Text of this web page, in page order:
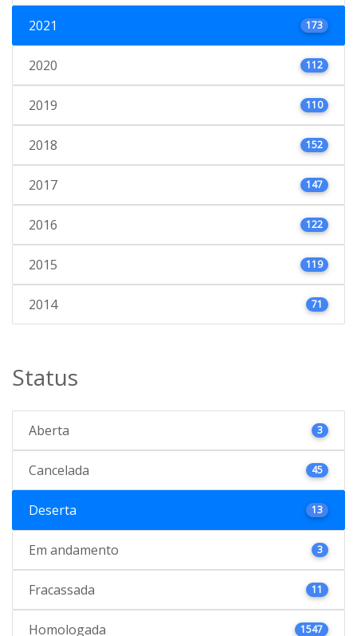
2021 173
2020 112
2019 110
2018 152
2017 147
2016 122
2015 119
2014 71
Status
Aberta 3
Cancelada 45
Deserta 13
Em andamento 3
Fracassada 11
Homologada 1547